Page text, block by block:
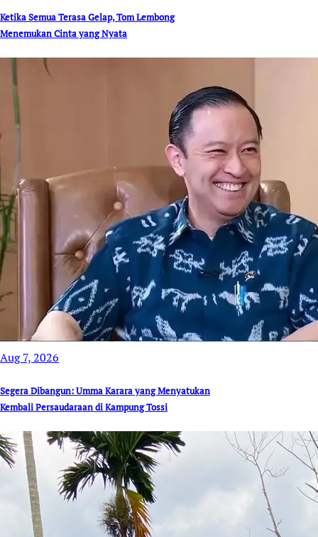
Ketika Semua Terasa Gelap, Tom Lembong
Menemukan Cinta yang Nyata
Aug 7, 2026
Segera Dibangun: Umma Karara yang Menyatukan
Kembali Persaudaraan di Kampung Tossi